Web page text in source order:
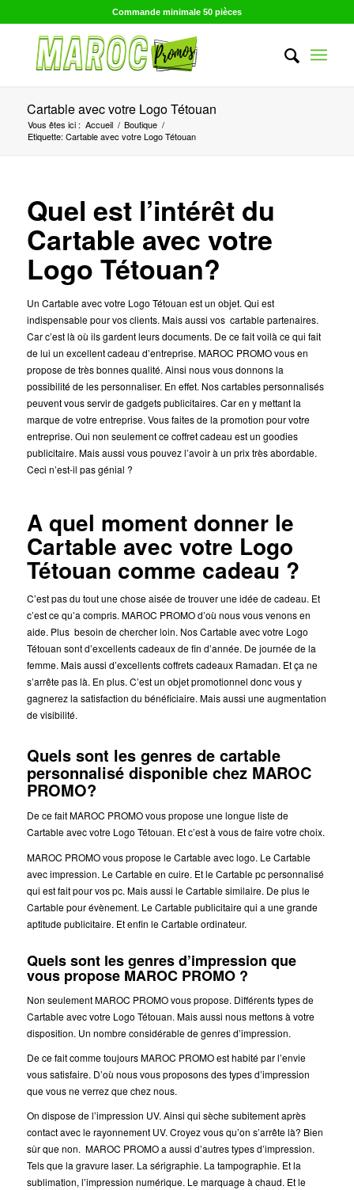
Commande minimale 50 pièces
Cartable avec votre Logo Tétouan
Vous êtes ici : Accueil / Boutique /
Etiquette: Cartable avec votre Logo Tétouan
Quel est l’intérêt du
Cartable avec votre
Logo Tétouan?
Un Cartable avec votre Logo Tétouan est un objet. Qui est
indispensable pour vos clients. Mais aussi vos cartable partenaires.
Car c’est là où ils gardent leurs documents. De ce fait voilà ce qui fait
de lui un excellent cadeau d’entreprise. MAROC PROMO vous en
propose de très bonnes qualité. Ainsi nous vous donnons la
possibilité de les personnaliser. En effet. Nos cartables personnalisés
peuvent vous servir de gadgets publicitaires. Car en y mettant la
marque de votre entreprise. Vous faites de la promotion pour votre
entreprise. Oui non seulement ce coffret cadeau est un goodies
publicitaire. Mais aussi vous pouvez l’avoir à un prix très abordable.
Ceci n’est-il pas génial ?
A quel moment donner le
Cartable avec votre Logo
Tétouan comme cadeau ?
C’est pas du tout une chose aisée de trouver une idée de cadeau. Et
c’est ce qu’a compris. MAROC PROMO d’où nous vous venons en
aide. Plus besoin de chercher loin. Nos Cartable avec votre Logo
Tétouan sont d’excellents cadeaux de fin d’année. De journée de la
femme. Mais aussi d’excellents coffrets cadeaux Ramadan. Et ça ne
s’arrête pas là. En plus. C’est un objet promotionnel donc vous y
gagnerez la satisfaction du bénéficiaire. Mais aussi une augmentation
de visibilité.
Quels sont les genres de cartable
personnalisé disponible chez MAROC
PROMO?
De ce fait MAROC PROMO vous propose une longue liste de
Cartable avec votre Logo Tétouan. Et c’est à vous de faire votre choix.
MAROC PROMO vous propose le Cartable avec logo. Le Cartable
avec impression. Le Cartable en cuire. Et le Cartable pc personnalisé
qui est fait pour vos pc. Mais aussi le Cartable similaire. De plus le
Cartable pour évènement. Le Cartable publicitaire qui a une grande
aptitude publicitaire. Et enfin le Cartable ordinateur.
Quels sont les genres d’impression que
vous propose MAROC PROMO ?
Non seulement MAROC PROMO vous propose. Différents types de
Cartable avec votre Logo Tétouan. Mais aussi nous mettons à votre
disposition. Un nombre considérable de genres d’impression.
De ce fait comme toujours MAROC PROMO est habité par l’envie
vous satisfaire. D’où nous vous proposons des types d’impression
que vous ne verrez que chez nous.
On dispose de l’impression UV. Ainsi qui sèche subitement après
contact avec le rayonnement UV. Croyez vous qu’on s’arrête là? Bien
sûr que non. MAROC PROMO a aussi d’autres types d’impression.
Tels que la gravure laser. La sérigraphie. La tampographie. Et la
sublimation, l’impression numérique. Le marquage à chaud. Et le